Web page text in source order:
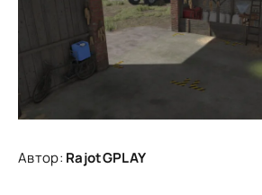
Автор: RajotGPLAY